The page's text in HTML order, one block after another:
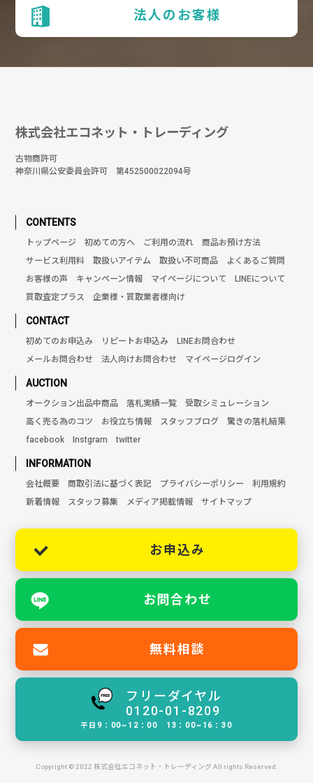
法人のお客様
株式会社エコネット・トレーディング
古物商許可
神奈川県公安委員会許可 第452500022094号
CONTENTS
トップページ 初めての方へ ご利用の流れ
商品お預け方法
サービス利用料
取扱いアイテム 取扱い不可商品
よくあるご質問
お客様の声
キャンペーン情報 マイページについて
LINEについて
買取査定プラス
企業様・買取業者様向け
CONTACT
初めてのお申込み リピートお申込み
LINEお問合わせ
メールお問合わせ
法人向けお問合わせ マイページログイン
AUCTION
オークション出品中商品 落札実績一覧
受取シミュレーション
高く売る為のコツ
お役立ち情報 スタッフブログ
驚きの落札結果
facebook
Instgram twitter
INFORMATION
会社概要 商取引法に基づく表記 プライバシーポリシー
利用規約
新着情報
スタッフ募集 メディア掲載情報 サイトマップ
お申込み
お問合わせ
無料相談
フリーダイヤル
0120-01-8209
平日9：00~12：00 13：00~16：30
Copyright © 2022 株式会社エコネット・トレーディング All rights Reserved.